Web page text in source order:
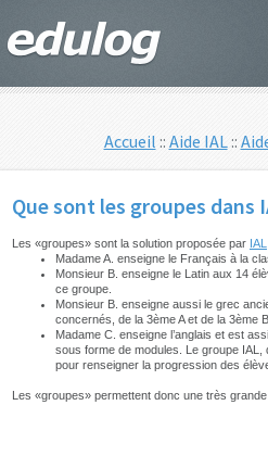
Accueil :: Aide IAL::
Que sont les groupes dans
Les «groupes» sont la solution proposée par IAL
Madame A. enseigne le Français à la
Monsieur B. enseigne le Latin aux 14
ce groupe.
Monsieur B. enseigne aussi le grec
concernés, de la 3ème A et de la 3ème B.
Madame C. enseigne l’anglais et est
sous forme de modules. Le groupe IAL,
pour renseigner la progression des
Les «groupes» permettent donc une très